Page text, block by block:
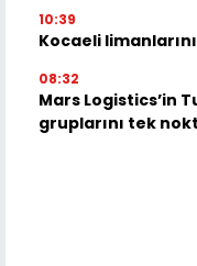
10:39
Kocaeli
08:32
Mars Logistics’in
gruplarını tek